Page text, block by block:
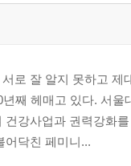
로 잘 알지 못하고
째 헤매고 있다. 서
건강사업과 권력강화
어닥친 페미니...